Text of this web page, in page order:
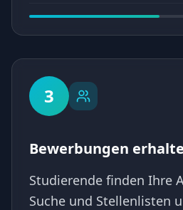
3
Bewerbungen
Studierende finden Ihre
Suche und Stellenlisten